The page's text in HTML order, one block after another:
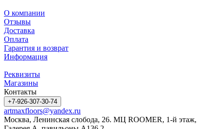
О компании
Отзывы
Доставка
Оплата
Гарантия и возврат
Информация
Реквизиты
Магазины
Контакты
+7-926-307-30-74
artmaxfloors@yandex.ru
Москва, Ленинская слобода, 26. МЦ ROOMER, 1-й этаж,